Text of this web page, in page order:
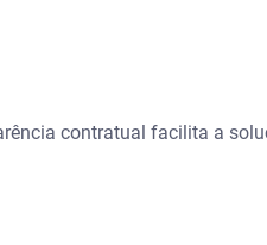
contratual facilita a